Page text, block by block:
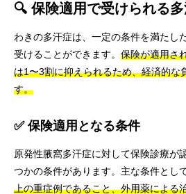
🔍 保険適用で受けられる
わきの多汗症は、一定の条件を満たし
受けることができます。 保険が適用さ
は1〜3割に抑えられるため、経済的な
す。
✅ 保険適用となる条件
原発性腋窩多汗症に対して保険診療が
つかの条件があります。主な条件として
上の重症例であること、外用薬による